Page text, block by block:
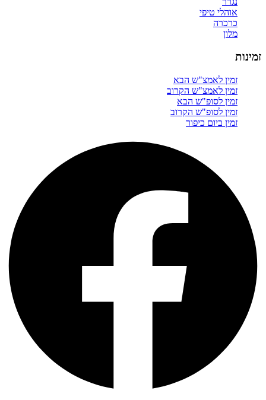
אוהלי טיפי
כרכרה
מלון
זמינות
זמין לאמצ"ש הבא
זמין לאמצ"ש הקרוב
זמין לסופ"ש הבא
זמין לסופ"ש הקרוב
זמין ביום כיפור